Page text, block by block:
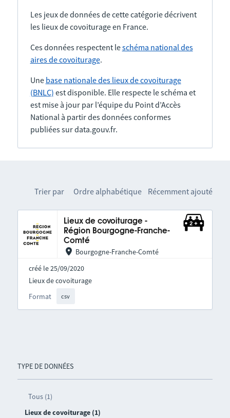
Les jeux de données de cette catégorie décrivent
les lieux de covoiturage en France.
Ces données respectent leschéma national des
aires de covoiturage.
Une base nationale des lieux de covoiturage
(BNLC) est disponible. Elle respecte le schéma et
est mise à jour par l’équipe du Point d’Accès
National à partir des données conformes
publiées sur data.gouv.fr.
TYPE DE DONNÉES
Tous (1)
Lieux de covoiturage (1)
Trier par Ordre alphabétique Récemment ajouté
Lieux de covoiturage -
Région Bourgogne-Franche-
Comté
Bourgogne-Franche-Comté
créé le 25/09/2020
Format csv
Lieux de covoiturage